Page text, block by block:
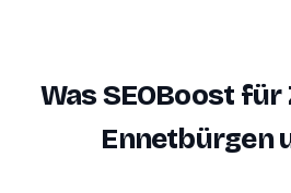
Was SEOBoost für
Ennetbürgen